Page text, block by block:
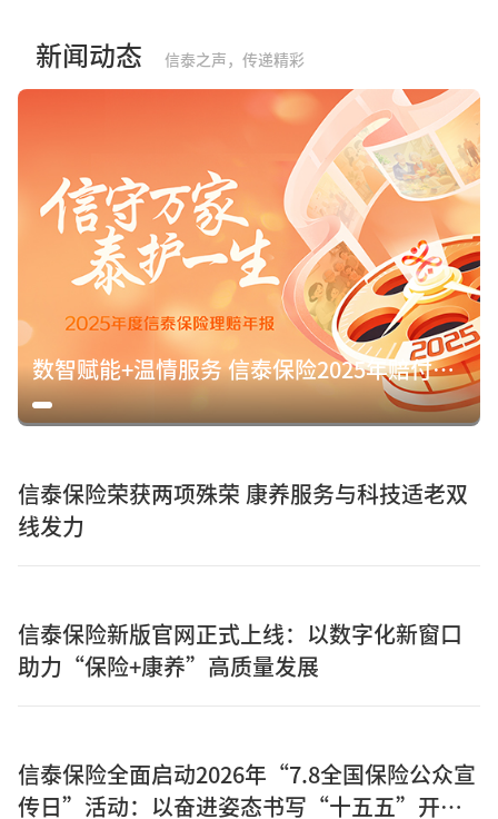
新闻动态 信泰之声，传递精彩
数智赋能+温情服务 信泰保险2025年赔付15.8亿元诠释保险初心
信泰保险荣获两项殊荣 康养服务与科技适老双
线发力
信泰保险新版官网正式上线：以数字化新窗口
助力“保险+康养”高质量发展
信泰保险全面启动2026年“7.8全国保险公众宣
传日”活动：以奋进姿态书写“十五五”开局